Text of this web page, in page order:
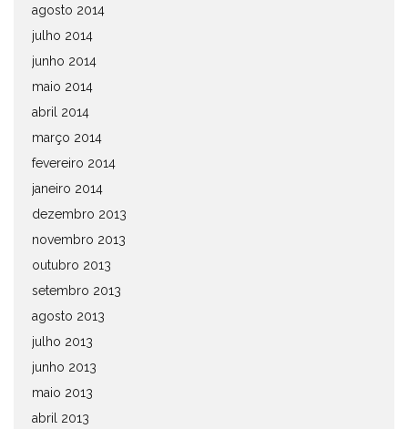
agosto 2014
julho 2014
junho 2014
maio 2014
abril 2014
março 2014
fevereiro 2014
janeiro 2014
dezembro 2013
novembro 2013
outubro 2013
setembro 2013
agosto 2013
julho 2013
junho 2013
maio 2013
abril 2013